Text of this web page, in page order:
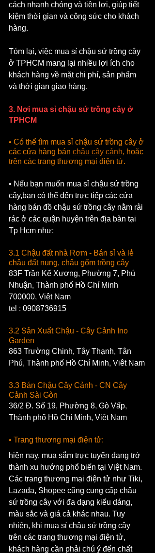
cách nhanh chóng và tiện lợi, giúp tiết
kiệm thời gian và công sức cho khách
hàng.
Tóm lại, việc mua sỉ chậu sứ trồng cây
ở TPHCM mang lại nhiều lợi ích cho
khách hàng về mặt chi phí, sản phẩm
và thời gian giao hàng.
3. Nơi mua sỉ chậu sứ trồng cây ở
TPHCM
• Có thể tìm mua sỉ chậu sứ trồng cây ở
các cửa hàng bán chậu cây cảnh, hoặc
trên các trang thương mại điện tử.
• Nếu bạn muốn mua sỉ chậu sứ trồng
cây,bạn có thể đến trực tiếp các cửa
hàng bán đồ chậu sứ trồng cây nằm rải
rác ở các quận huyện trên địa bàn tại
Tp Hcm như:
3.1 Chậu đất nhà Rơm - Bán sỉ và lẻ
chậu đất nung, chậu gốm trồng cây
83F Trần Kế Xương, Phường 7, Phú
Nhuận, Thành phố Hồ Chí Minh
700000, Viêt Nam
tel : 0908736915
3.2 Sản Xuất Chậu - Cây Cảnh Ino
Garden
863 Trường Chinh, Tây Thạnh, Tân
Phú, Thành phố Hồ Chí Minh, Viêt Nam
3.3 Bán Chậu Cây Cảnh - CN Cây
Cảnh Sài Gòn
36/2 Đ. Số 19, Phường 8, Gò Vấp,
Thành phố Hồ Chí Minh, Viêt Nam
• Trang thương mại điện tử:
hiện nay, mua sắm trực tuyến đang trở
thành xu hướng phổ biến tại Việt Nam.
Các trang thương mại điện tử như Tiki,
Lazada, Shopee cũng cung cấp chậu
sứ trồng cây với đa dạng kiểu dáng,
màu sắc và giá cả khác nhau. Tuy
nhiên, khi mua sỉ chậu sứ trồng cây
trên các trang thương mại điện tử,
khách hàng cần phải chú ý đến chất